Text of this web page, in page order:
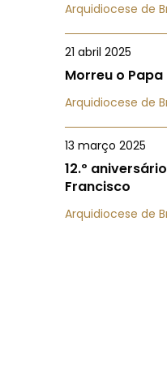
Arquidiocese de
21 abril 2025
Morreu o
Arquidiocese de
13 março 2025
12.º
Francisco
Arquidiocese de